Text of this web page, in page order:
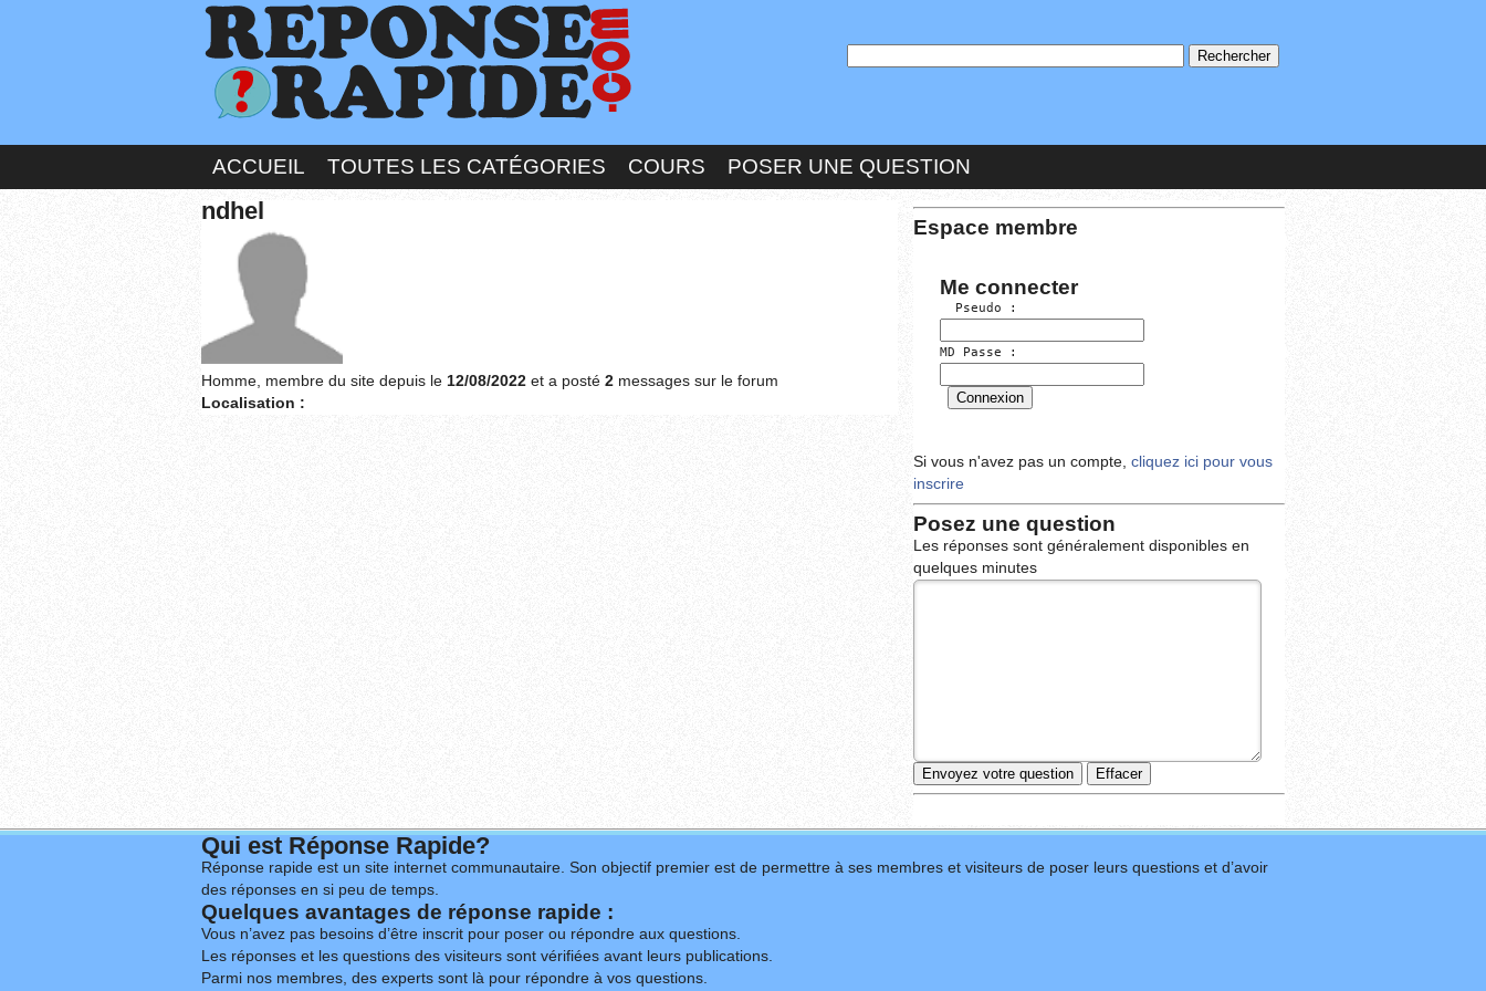
ACCUEIL TOUTES LES CATÉGORIES COURS POSER UNE QUESTION
ndhel
Homme, membre du site depuis le 12/08/2022 et a posté 2 messages sur le forum
Localisation :
Espace membre
Me connecter
  Pseudo :
MD Passe :
Si vous n'avez pas un compte, cliquez ici pour vous
inscrire
Posez une question
Les réponses sont généralement disponibles en
quelques minutes
Qui est Réponse Rapide?
Réponse rapide est un site internet communautaire. Son objectif premier est de permettre à ses membres et visiteurs de poser leurs questions et d’avoir
des réponses en si peu de temps.
Quelques avantages de réponse rapide :
Vous n’avez pas besoins d’être inscrit pour poser ou répondre aux questions.
Les réponses et les questions des visiteurs sont vérifiées avant leurs publications.
Parmi nos membres, des experts sont là pour répondre à vos questions.